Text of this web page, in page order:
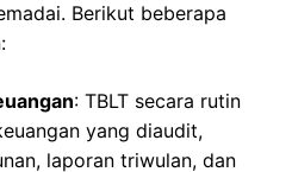
Berikut beberapa
: TBLT secara rutin
yang diaudit,
laporan triwulan, dan